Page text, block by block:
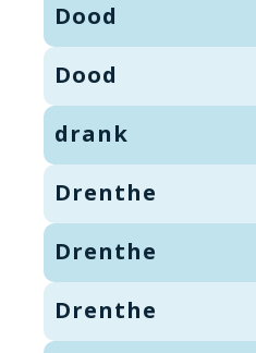
Dood
Dood
drank
Drenthe
Drenthe
Drenthe